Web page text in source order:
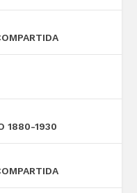
1880-1930